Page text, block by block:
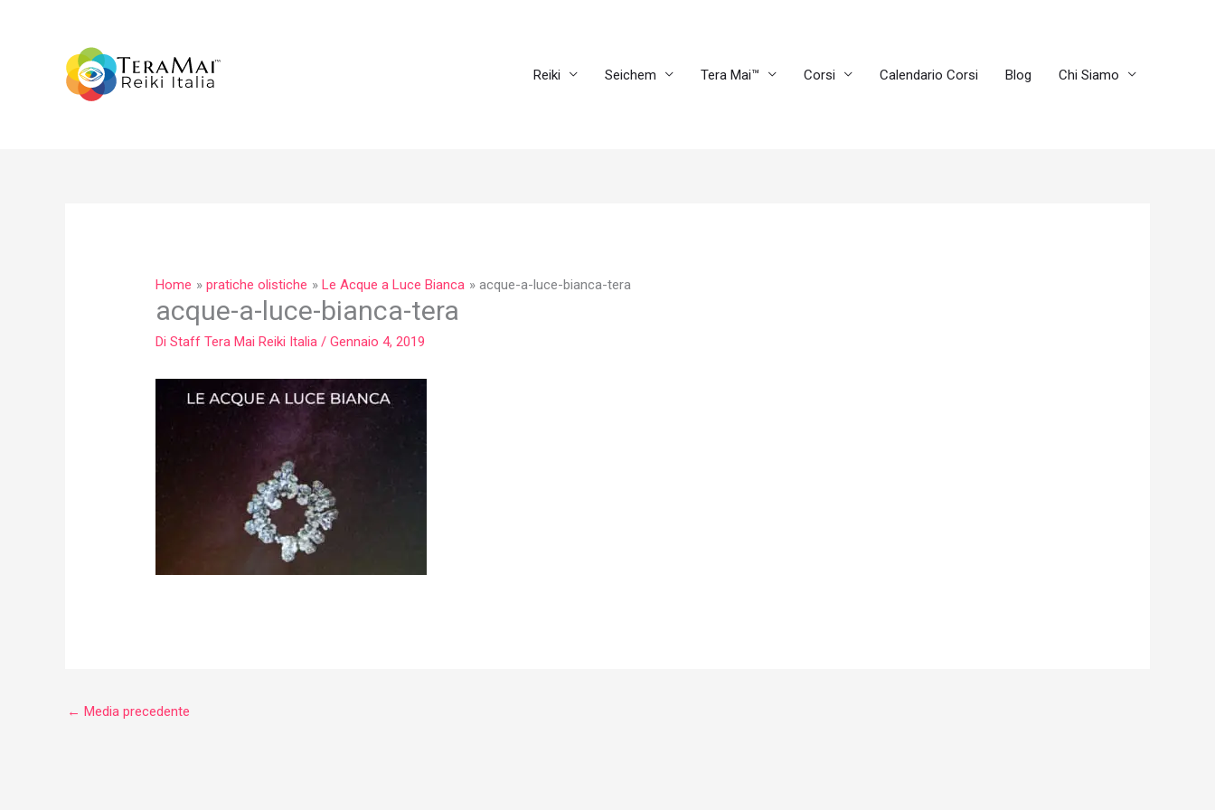
Reiki
Seichem Tera Mai™ Corsi Calendario Corsi Blog Chi Siamo
Home pratiche olistiche Le Acque a Luce Bianca acque-a-luce-bianca-tera
acque-a-luce-bianca-tera
DiStaff Tera Mai Reiki Italia/Gennaio 4, 2019
← Media precedente